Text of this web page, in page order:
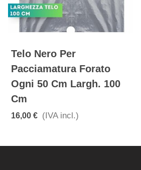
FUSTELLA FORATUBO
PER TUBO IN
DIAMETRO 3